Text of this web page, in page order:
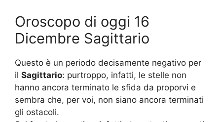
Oroscopo di oggi 16
Dicembre Sagittario
Questo è un periodo decisamente negativo per
il Sagittario: purtroppo, infatti, le stelle non
hanno ancora terminato le sfida da proporvi e
sembra che, per voi, non siano ancora terminati
gli ostacoli.